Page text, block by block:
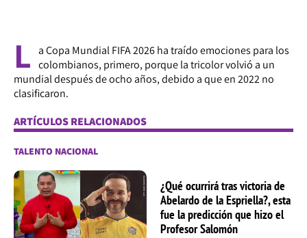
L aCopa Mundial FIFA 2026ha traído emociones para los
colombianos, primero, porque la tricolor volvió a un
mundial después de ocho años, debido a que en 2022 no
clasificaron.
ARTÍCULOS RELACIONADOS
TALENTO NACIONAL
¿Qué ocurrirá tras victoria de
Abelardo de la Espriella?, esta
fue la predicción que hizo el
Profesor Salomón